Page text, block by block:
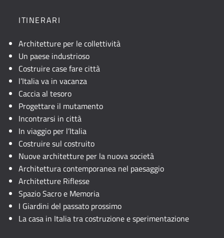
ITINERARI
Architetture per le collettività
Un paese industrioso
Costruire case fare città
l’Italia va in vacanza
Caccia al tesoro
Progettare il mutamento
Incontrarsi in città
In viaggio per l’Italia
Costruire sul costruito
Nuove architetture per la nuova società
Architettura contemporanea nel paesaggio
Architetture Riflesse
Spazio Sacro e Memoria
I Giardini del passato prossimo
La casa in Italia tra costruzione e sperimentazione